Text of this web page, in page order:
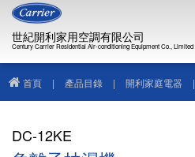
世紀開利家用空調有限公司
Century Carrier Residential Air-conditioning Equipment Co., Limited
首頁 | 產品目錄 | 開利家庭電器 |
DC-12KE